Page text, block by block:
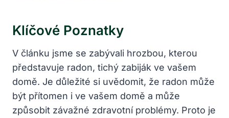
Klíčové Poznatky
V článku jsme se zabývali hrozbou, kterou
představuje radon, tichý zabiják ve vašem
domě. Je důležité si uvědomit, že radon může
být přítomen i ve vašem domě a může
způsobit závažné zdravotní problémy. Proto je